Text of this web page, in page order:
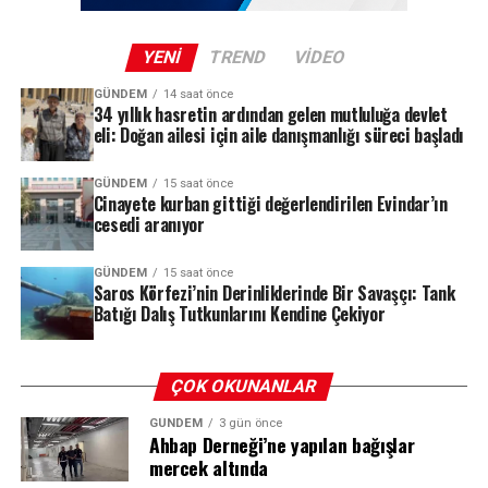
Deliller Zinciri: HTS, PTS ve Biyolojik
Bulgular
Soruşturma kapsamında elde edilen deliller, dosyanın
şüphelilerin HTS (Hücresel Haberleşme Sistemi) ve PTS
(Plaka Tanıma Sistemi) kayıtlarını, kriminal inceleme
bulgularını ve tanık beyanlarını bir araya getirerek
olayın perdesini aralamaya çalıştı.
işbirliğinde hayata geçirilen Yapay Resif Projesi
kapsamında batırılan tank, bölgede su altı sporlarına
ilgi duyan turistleri çekmeyi ve yapay resif oluşumunu
desteklemeyi amaçlıyor. Projenin meyveleri kısa sürede
alınmaya başlandı; yerli ve yabancı dalgıçların akınına
uğrayan batık, Saros Körfezi’ni dalış turizminin yeni
gözdesi haline getirdi.
YENI TREND VIDEO
GÜNDEM 14 saat önce
34 yıllık hasretin ardından gelen mutluluğa devlet
eli: Doğan ailesi için aile danışmanlığı süreci başladı
GÜNDEM 15 saat önce
Cinayete kurban gittiği değerlendirilen Evindar’ın
cesedi aranıyor
GÜNDEM 15 saat önce
Saros Körfezi’nin Derinliklerinde Bir Savaşçı: Tank
Batığı Dalış Tutkunlarını Kendine Çekiyor
ÇOK OKUNANLAR
GÜNDEM 3 gün önce
Ahbap Derneği’ne yapılan bağışlar
mercek altında